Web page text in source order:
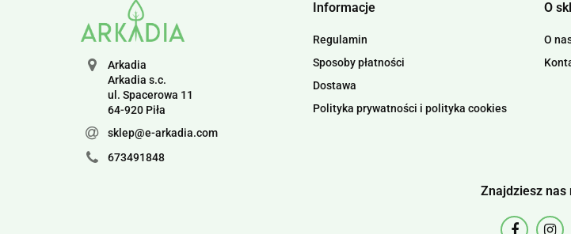
Arkadia
Arkadia s.c.
ul. Spacerowa 11
64-920 Piła
sklep@e-arkadia.com
673491848
Informacje
Regulamin
Sposoby płatności
Dostawa
Polityka prywatności i polityka cookies
O
O
Znajdziesz nas